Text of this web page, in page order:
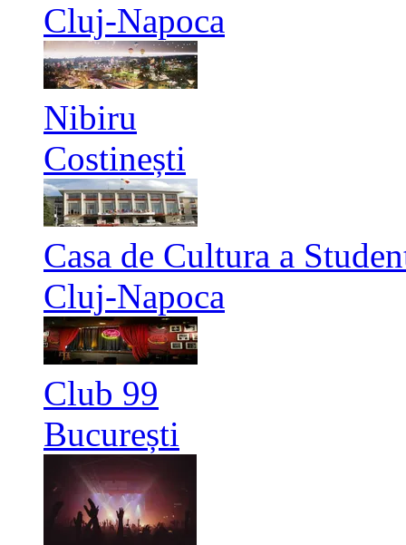
Cluj-Napoca
Nibiru
Costinești
Casa de Cultura a
Cluj-Napoca
Club 99
București